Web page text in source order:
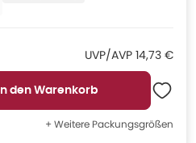
UVP/AVP UVP/AVP
14,73 €
In den Warenkorb
+ Weitere Packungsgrößen